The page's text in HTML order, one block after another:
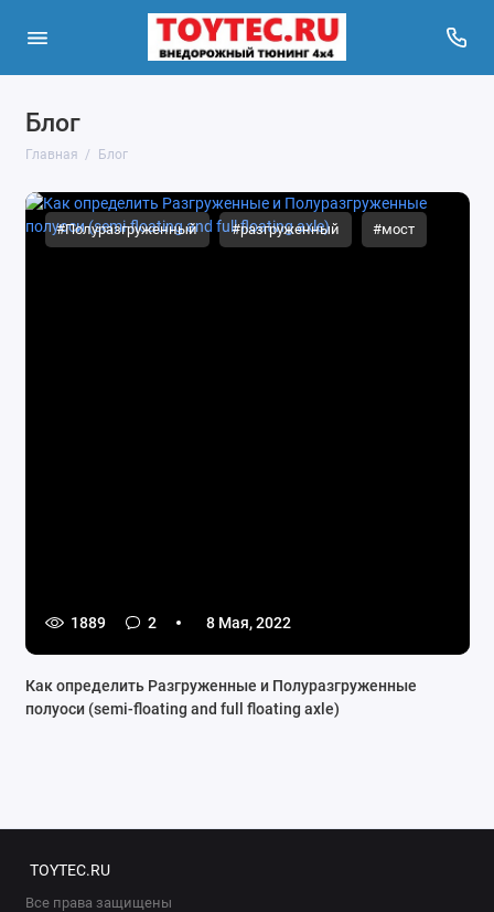
Блог
Главная Блог
#Полуразгруженный #разгруженный #мост
1889 2 8 Мая, 2022
Как определить Разгруженные и Полуразгруженные
полуоси (semi-floating and full floating axle)
TOYTEC.RU
Все права защищены